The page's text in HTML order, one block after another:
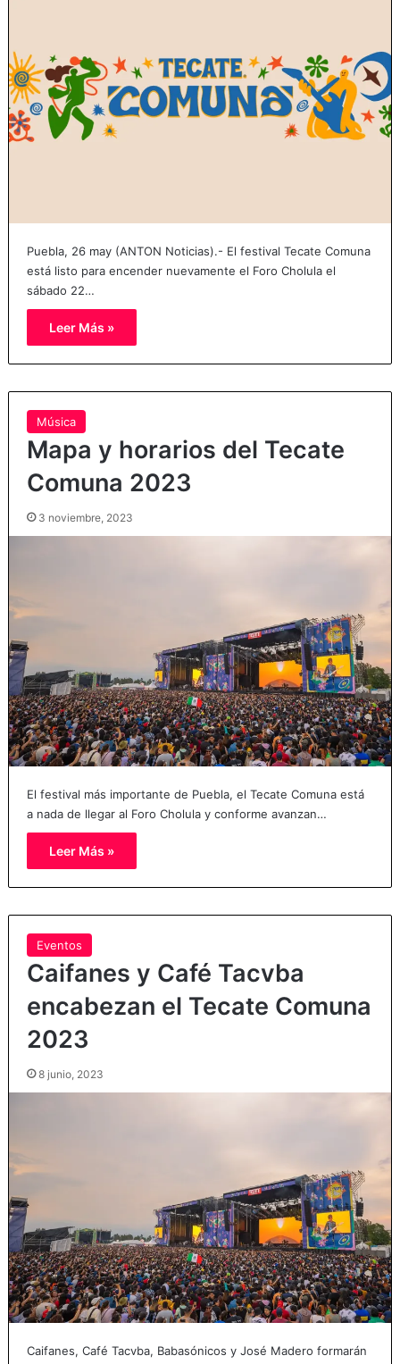
Puebla, 26 may (ANTON Noticias).- El festival Tecate Comuna
está listo para encender nuevamente el Foro Cholula el
sábado 22…
Leer Más »
Música
Mapa y horarios del Tecate
Comuna 2023
3 noviembre, 2023
El festival más importante de Puebla, el Tecate Comuna está
a nada de llegar al Foro Cholula y conforme avanzan…
Leer Más »
Eventos
Caifanes y Café Tacvba
encabezan el Tecate Comuna
2023
8 junio, 2023
Caifanes, Café Tacvba, Babasónicos y José Madero formarán